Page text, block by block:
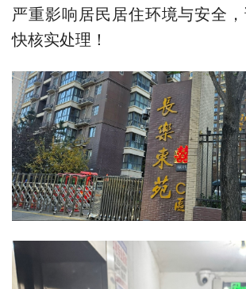
严重影响居民居住环境与安全
快核实处理！